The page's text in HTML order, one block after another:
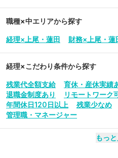
職種×中エリアから探す
経理×上尾・蓮田 財務×上尾・蓮
経理×こだわり条件から探す
残業代全額支給 育休・産休実績
退職金制度あり
リモートワーク
年間休日120日以上
残業少なめ
管理職・マネージャー
もっ